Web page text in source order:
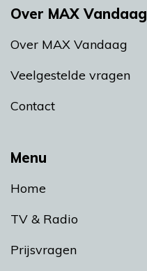
Menu
Home
TV & Radio
Prijsvragen
Over MAX Vandaag
Over MAX Vandaag
Veelgestelde vragen
Contact